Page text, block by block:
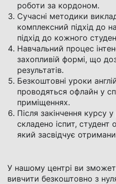
роботи за кордоном.
Сучасні методики
комплексний підхід до
підхід до кожного
Навчальний процес
захопливій формі, що
результатів.
Безкоштовні уроки
проводяться офлайн у
приміщеннях.
Після закінчення курсу
складено іспит, студент
який засвідчує
У нашому центрі ви
вивчити безкоштовно з